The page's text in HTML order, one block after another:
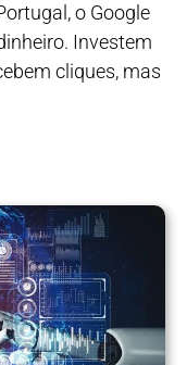
o Google
Investem
cliques, mas